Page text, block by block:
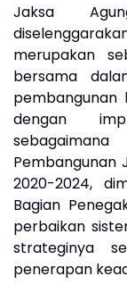
Jaksa
merupakan
bersama
pembangunan
dengan
Pembangunan
2020-2024,
Bagian
perbaikan
strateginya
penerapan